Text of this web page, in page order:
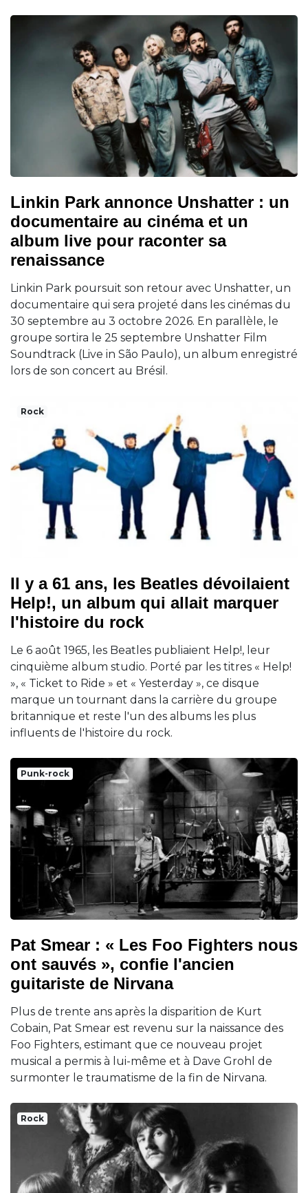
Linkin Park annonce Unshatter : un
documentaire au cinéma et un
album live pour raconter sa
renaissance
Linkin Park poursuit son retour avec Unshatter, un
documentaire qui sera projeté dans les cinémas du
30 septembre au 3 octobre 2026. En parallèle, le
groupe sortira le 25 septembre Unshatter Film
Soundtrack (Live in São Paulo), un album enregistré
lors de son concert au Brésil.
Rock
Il y a 61 ans, les Beatles dévoilaient
Help!, un album qui allait marquer
l'histoire du rock
Le 6 août 1965, les Beatles publiaient Help!, leur
cinquième album studio. Porté par les titres « Help!
», « Ticket to Ride » et « Yesterday », ce disque
marque un tournant dans la carrière du groupe
britannique et reste l'un des albums les plus
influents de l'histoire du rock.
Punk-rock
Pat Smear : « Les Foo Fighters nous
ont sauvés », confie l'ancien
guitariste de Nirvana
Plus de trente ans après la disparition de Kurt
Cobain, Pat Smear est revenu sur la naissance des
Foo Fighters, estimant que ce nouveau projet
musical a permis à lui-même et à Dave Grohl de
surmonter le traumatisme de la fin de Nirvana.
Rock